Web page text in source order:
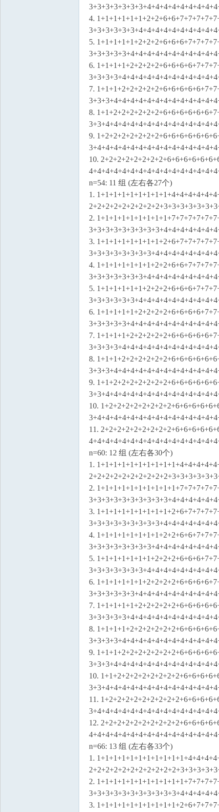
4.
5.
6.
7.
8.
9.
10.
n=54: 11 组 (左右各27个)
1.
2.
3.
4.
5.
6.
7.
8.
9.
10.
11.
n=60: 12 组 (左右各30个)
1.
2.
3.
4.
5.
6.
7.
8.
9.
10.
11.
12.
n=66: 13 组 (左右各33个)
1.
2.
3.